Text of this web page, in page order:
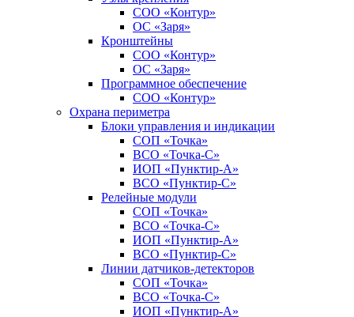
СОО «Контур»
ОС «Заря»
Кронштейны
СОО «Контур»
ОС «Заря»
Программное обеспечение
СОО «Контур»
Охрана периметра
Блоки управления и индикации
СОП «Точка»
ВСО «Точка-С»
ИОП «Пунктир-А»
ВСО «Пунктир-С»
Релейные модули
СОП «Точка»
ВСО «Точка-С»
ИОП «Пунктир-А»
ВСО «Пунктир-С»
Линии датчиков-детекторов
СОП «Точка»
ВСО «Точка-С»
ИОП «Пунктир-А»